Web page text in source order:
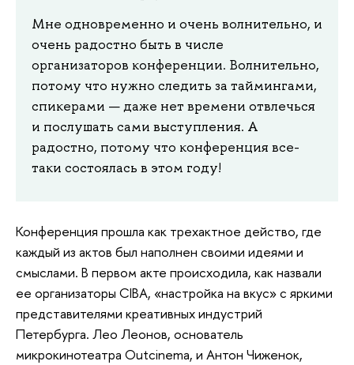
Мне одновременно и очень волнительно, и
очень радостно быть в числе
организаторов конференции. Волнительно,
потому что нужно следить за таймингами,
спикерами — даже нет времени отвлечься
и послушать сами выступления. А
радостно, потому что конференция все-
таки состоялась в этом году!
Конференция прошла как трехактное действо, где
каждый из актов был наполнен своими идеями и
смыслами. В первом акте происходила, как назвали
ее организаторы CIBA, «настройка на вкус» с яркими
представителями креативных индустрий
Петербурга. Лео Леонов, основатель
микрокинотеатра Outcinema, и Антон Чиженок,